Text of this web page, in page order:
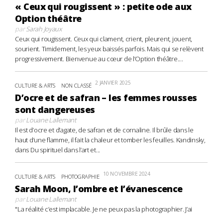
« Ceux qui rougissent » : petite ode aux
Option théâtre
parSarah Joyaux
Ceux qui rougissent. Ceux qui clament, crient, pleurent, jouent,
sourient. Timidement, les yeux baissés parfois. Mais qui se relèvent
progressivement. Bienvenue au cœur de l’Option théâtre....
CULTURE & ARTS NON CLASSÉ 2 JANVIER 2025
D’ocre et de safran – les femmes rousses
sont dangereuses
parLouane Lallemant
Il est d’ocre et d’agate, de safran et de cornaline. Il brûle dans le
haut d’une flamme, il fait la chaleur et tomber les feuilles. Kandinsky,
dans Du spirituel dans l’art et...
CULTURE & ARTS PHOTOGRAPHIE 10 NOVEMBRE 2024
Sarah Moon, l’ombre et l’évanescence
parLouane Lallemant
"La réalité c’est implacable. Je ne peux pas la photographier. J’ai